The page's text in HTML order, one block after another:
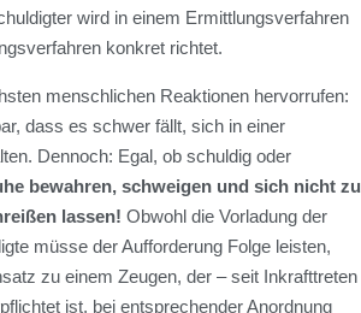
wird in einem Ermittlungsverfahren
konkret richtet.
menschlichen Reaktionen hervorrufen:
dass es schwer fällt, sich in einer
Dennoch: Egal, ob schuldig oder
bewahren, schweigen und sich nicht zu
lassen! Obwohl die Vorladung der
müsse der Aufforderung Folge leisten,
zu einem Zeugen, der – seit Inkrafttreten
ist, bei entsprechender Anordnung